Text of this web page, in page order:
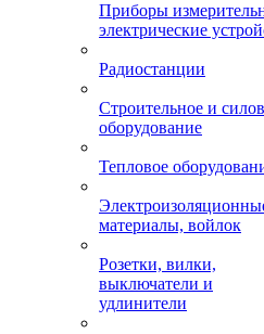
Приборы
электрические
Радиостанции
Строительное и
оборудование
Тепловое
материалы, войлок
Розетки, вилки,
выключатели и
удлинители